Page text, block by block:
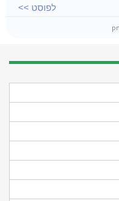
לפוסט >>